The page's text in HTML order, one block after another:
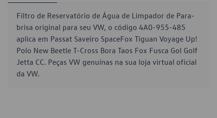
Filtro de Reservatório de Água de Limpador de Para-
brisa original para seu VW, o código 4A0-955-485
aplica em Passat Saveiro SpaceFox Tiguan Voyage Up!
Polo New Beetle T-Cross Bora Taos Fox Fusca Gol Golf
Jetta CC. Peças VW genuínas na sua loja virtual oficial
da VW.